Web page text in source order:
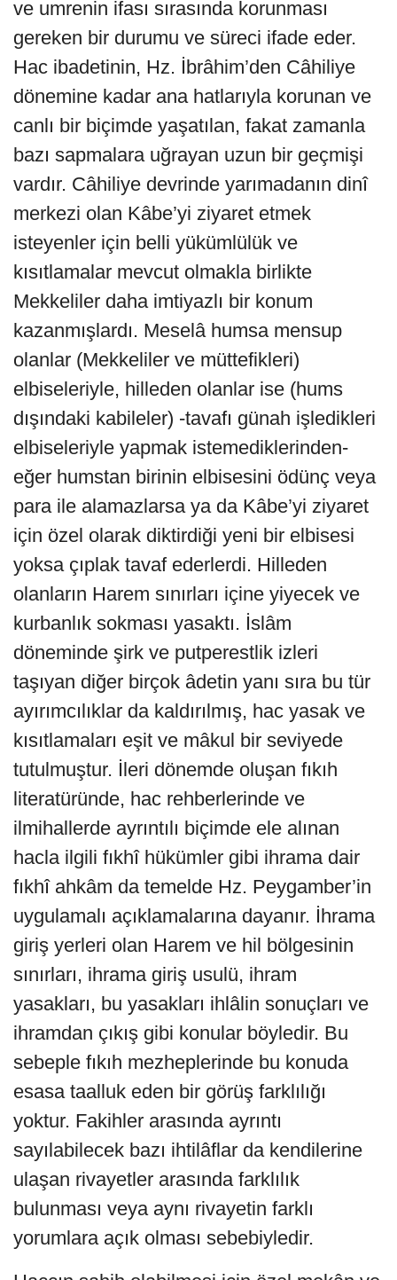
ve umrenin ifası sırasında korunması
gereken bir durumu ve süreci ifade eder.
Hac ibadetinin, Hz. İbrâhim’den Câhiliye
dönemine kadar ana hatlarıyla korunan ve
canlı bir biçimde yaşatılan, fakat zamanla
bazı sapmalara uğrayan uzun bir geçmişi
vardır. Câhiliye devrinde yarımadanın dinî
merkezi olan Kâbe’yi ziyaret etmek
isteyenler için belli yükümlülük ve
kısıtlamalar mevcut olmakla birlikte
Mekkeliler daha imtiyazlı bir konum
kazanmışlardı. Meselâ humsa mensup
olanlar (Mekkeliler ve müttefikleri)
elbiseleriyle, hilleden olanlar ise (hums
dışındaki kabileler) -tavafı günah işledikleri
elbiseleriyle yapmak istemediklerinden-
eğer humstan birinin elbisesini ödünç veya
para ile alamazlarsa ya da Kâbe’yi ziyaret
için özel olarak diktirdiği yeni bir elbisesi
yoksa çıplak tavaf ederlerdi. Hilleden
olanların Harem sınırları içine yiyecek ve
kurbanlık sokması yasaktı. İslâm
döneminde şirk ve putperestlik izleri
taşıyan diğer birçok âdetin yanı sıra bu tür
ayırımcılıklar da kaldırılmış, hac yasak ve
kısıtlamaları eşit ve mâkul bir seviyede
tutulmuştur. İleri dönemde oluşan fıkıh
literatüründe, hac rehberlerinde ve
ilmihallerde ayrıntılı biçimde ele alınan
hacla ilgili fıkhî hükümler gibi ihrama dair
fıkhî ahkâm da temelde Hz. Peygamber’in
uygulamalı açıklamalarına dayanır. İhrama
giriş yerleri olan Harem ve hil bölgesinin
sınırları, ihrama giriş usulü, ihram
yasakları, bu yasakları ihlâlin sonuçları ve
ihramdan çıkış gibi konular böyledir. Bu
sebeple fıkıh mezheplerinde bu konuda
esasa taalluk eden bir görüş farklılığı
yoktur. Fakihler arasında ayrıntı
sayılabilecek bazı ihtilâflar da kendilerine
ulaşan rivayetler arasında farklılık
bulunması veya aynı rivayetin farklı
yorumlara açık olması sebebiyledir.